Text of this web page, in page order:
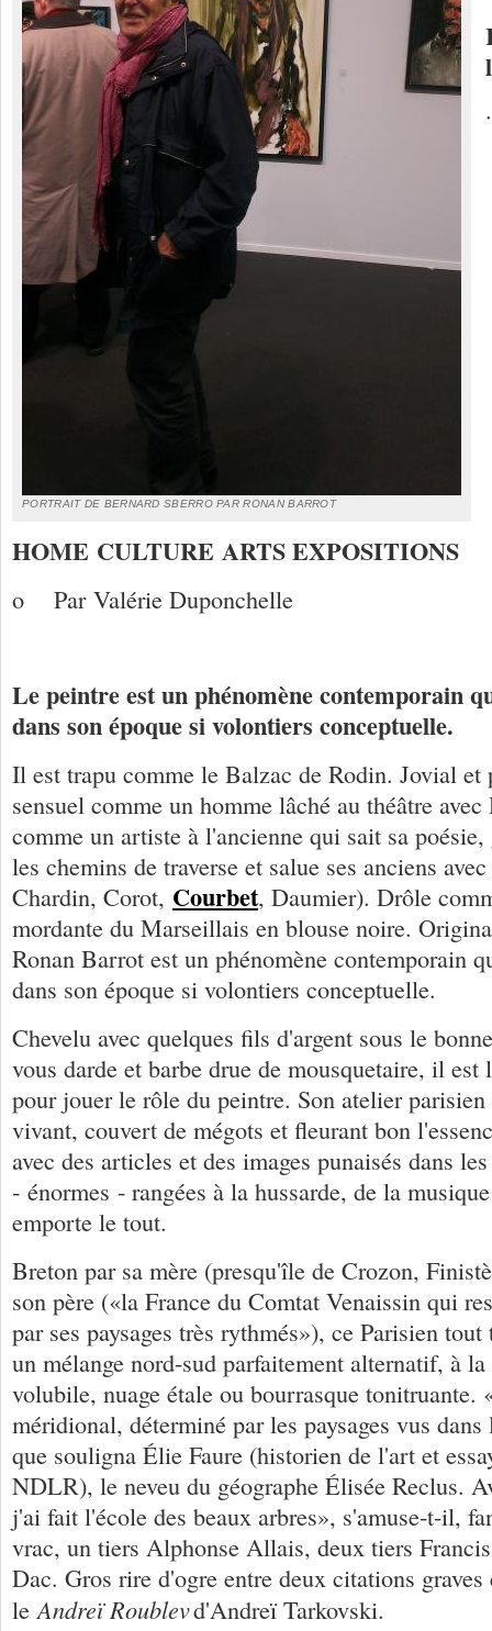
PORTRAIT DE BERNARD SBERRO PAR RONAN BARROT
HOME CULTURE ARTS EXPOSITIONS
o Par Valérie Duponchelle
Le peintre est un phénomène contemporain
dans son époque si volontiers conceptuelle.
Il est trapu comme le Balzac de Rodin. Jovial et
sensuel comme un homme lâché au théâtre
comme un artiste à l'ancienne qui sait sa
les chemins de traverse et salue ses anciens
Chardin, Corot, Courbet, Daumier). Drôle
mordante du Marseillais en blouse noire.
Ronan Barrot est un phénomène contemporain
dans son époque si volontiers conceptuelle.
Chevelu avec quelques fils d'argent sous le
vous darde et barbe drue de mousquetaire, il est
pour jouer le rôle du peintre. Son atelier parisien
vivant, couvert de mégots et fleurant bon
avec des articles et des images punaisés dans
- énormes - rangées à la hussarde, de la
emporte le tout.
Breton par sa mère (presqu'île de Crozon,
son père («la France du Comtat Venaissin qui
par ses paysages très rythmés»), ce Parisien
un mélange nord-sud parfaitement alternatif, à
volubile, nuage étale ou bourrasque tonitruante.
méridional, déterminé par les paysages vus
que souligna Élie Faure (historien de l'art et
NDLR), le neveu du géographe Élisée Reclus.
j'ai fait l'école des beaux arbres», s'amuse-t-il,
vrac, un tiers Alphonse Allais, deux tiers
Dac. Gros rire d'ogre entre deux citations
leAndreï Roublevd'Andreï Tarkovski.